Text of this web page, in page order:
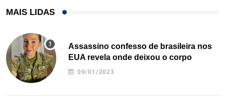
MAIS LIDAS
Assassino confesso de brasileira nos
EUA revela onde deixou o corpo
09/01/2023